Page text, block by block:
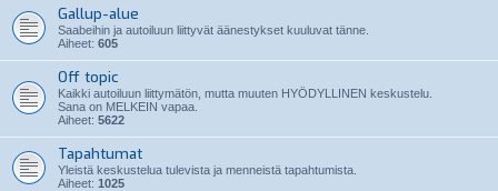
Gallup-alue
Saabeihin ja autoiluun liittyvät äänestykset kuuluvat tänne.
Aiheet: 605
Off topic
Kaikki autoiluun liittymätön, mutta muuten HYÖDYLLINEN keskustelu.
Sana on MELKEIN vapaa.
Aiheet: 5622
Tapahtumat
Yleistä keskustelua tulevista ja menneistä tapahtumista.
Aiheet: 1025